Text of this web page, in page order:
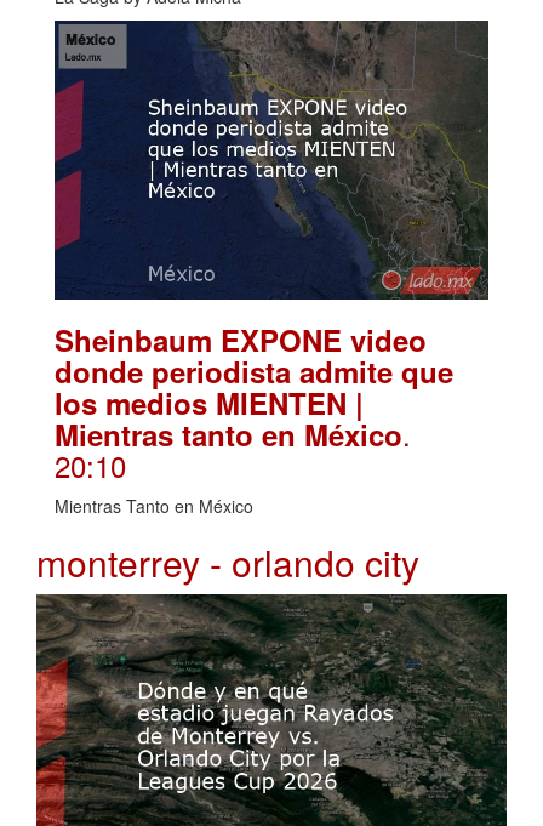
Sheinbaum EXPONE video
donde periodista admite que
los medios MIENTEN |
Mientras tanto en México.
20:10
Mientras Tanto en México
monterrey - orlando city